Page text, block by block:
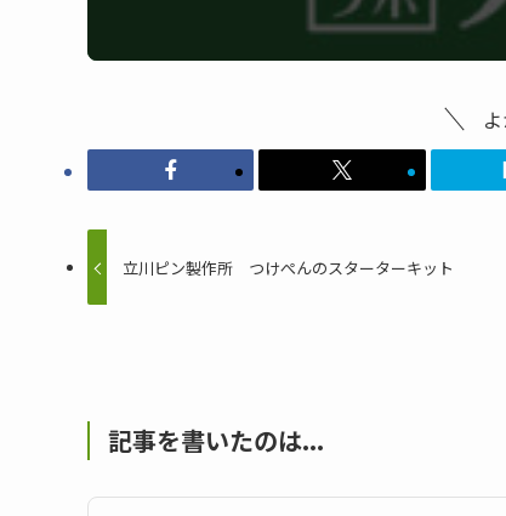
立川ピン製作所 つけぺんのスターターキット
記事を書いたのは...